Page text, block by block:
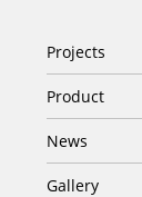
Projects
Product
News
Gallery